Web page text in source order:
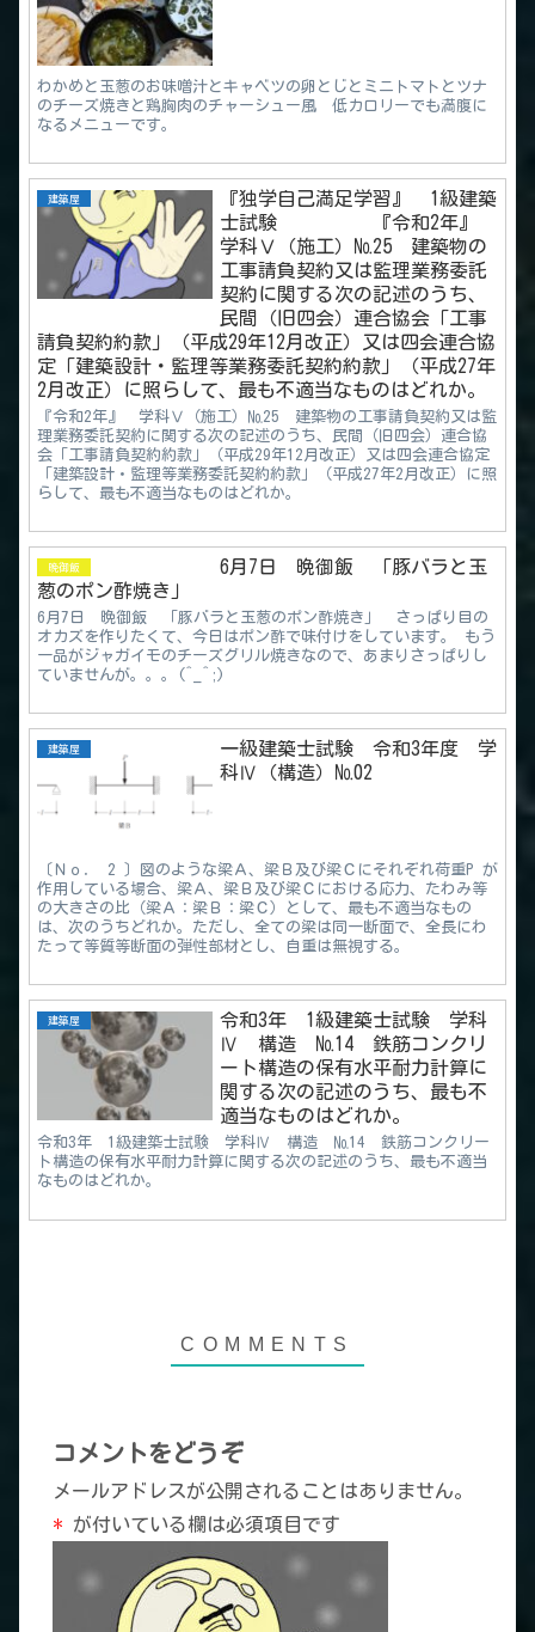
わかめと玉葱のお味噌汁とキャベツの卵とじとミニトマトとツナ
のチーズ焼きと鶏胸肉のチャーシュー風 低カロリーでも満腹に
なるメニューです。
建築屋
『独学自己満足学習』 1級建築
士試験 『令和2年』
学科Ⅴ（施工）№25 建築物の
工事請負契約又は監理業務委託
契約に関する次の記述のうち、
民間（旧四会）連合協会「工事
請負契約約款」（平成29年12月改正）又は四会連合協
定「建築設計・監理等業務委託契約約款」（平成27年
2月改正）に照らして、最も不適当なものはどれか。
『令和2年』 学科Ⅴ（施工）№25 建築物の工事請負契約又は監
理業務委託契約に関する次の記述のうち、民間（旧四会）連合協
会「工事請負契約約款」（平成29年12月改正）又は四会連合協定
「建築設計・監理等業務委託契約約款」（平成27年2月改正）に照
らして、最も不適当なものはどれか。
晩御飯
6月7日 晩御飯 「豚バラと玉
葱のポン酢焼き」
6月7日 晩御飯 「豚バラと玉葱のポン酢焼き」 さっぱり目の
オカズを作りたくて、今日はポン酢で味付けをしています。 もう
一品がジャガイモのチーズグリル焼きなので、あまりさっぱりし
ていませんが。。。(^_^;)
建築屋
一級建築士試験 令和3年度 学
科Ⅳ（構造）№02
〔Ｎｏ． 2 〕図のような梁Ａ、梁Ｂ及び梁Ｃにそれぞれ荷重P が
作用している場合、梁Ａ、梁Ｂ及び梁Ｃにおける応力、たわみ等
の大きさの比（梁Ａ：梁Ｂ：梁Ｃ）として、最も不適当なもの
は、次のうちどれか。ただし、全ての梁は同一断面で、全長にわ
たって等質等断面の弾性部材とし、自重は無視する。
建築屋
令和3年 1級建築士試験 学科
Ⅳ 構造 №14 鉄筋コンクリ
ート構造の保有水平耐力計算に
関する次の記述のうち、最も不
適当なものはどれか。
令和3年 1級建築士試験 学科Ⅳ 構造 №14 鉄筋コンクリー
ト構造の保有水平耐力計算に関する次の記述のうち、最も不適当
なものはどれか。
コメントをどうぞ
メールアドレスが公開されることはありません。
* が付いている欄は必須項目です